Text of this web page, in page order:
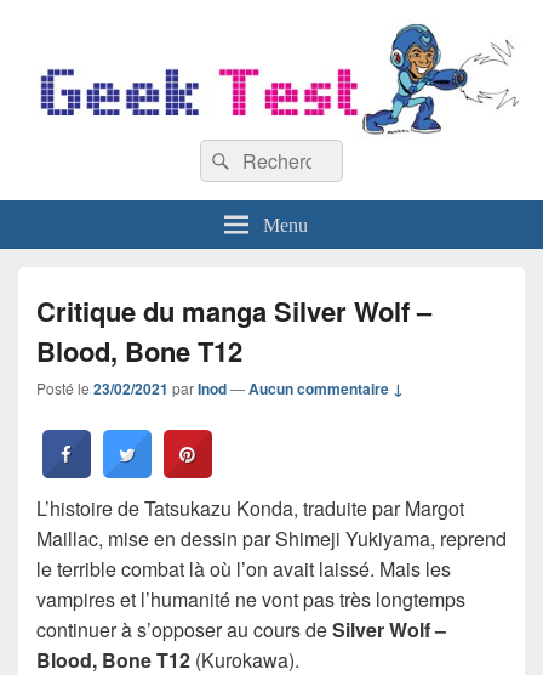
Recherche :
Rechercher
Menu
Critique du manga Silver Wolf –
Blood, Bone T12
Posté le 23/02/2021 parInod—Aucun commentaire ↓
L’histoire de Tatsukazu Konda, traduite par Margot
Maillac, mise en dessin par Shimeji Yukiyama, reprend
le terrible combat là où l’on avait laissé. Mais les
vampires et l’humanité ne vont pas très longtemps
continuer à s’opposer au cours deSilver Wolf –
Blood, Bone T12 (Kurokawa).